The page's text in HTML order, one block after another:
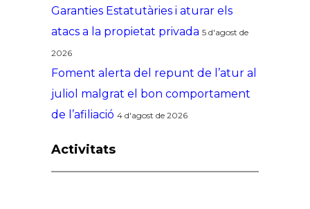
Garanties Estatutàries i aturar els
atacs a la propietat privada 5 d'agost de
2026
Foment alerta del repunt de l’atur al
juliol malgrat el bon comportament
de l’afiliació 4 d'agost de 2026
Activitats